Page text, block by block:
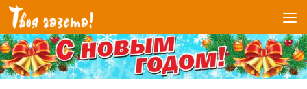
Перейти к содержимому